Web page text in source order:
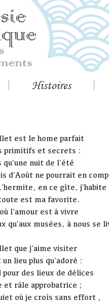
Histoires
est le home parfait
primitifs et secrets :
qu'une nuit de l'été
d'Août ne pourrait en
en ce gîte, j'habite
est ma favorite.
l'amour est à vivre
qu'aux musées, à nous se
que j'aime visiter
lieu plus qu'adoré :
des lieux de délices
et râle approbatrice ;
où je croîs sans effort ,